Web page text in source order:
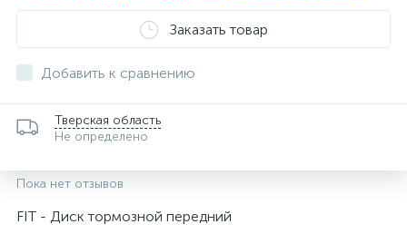
Заказать товар
Добавить к сравнению
Тверская область
Не определено
Пока нет отзывов
FIT - Диск тормозной передний